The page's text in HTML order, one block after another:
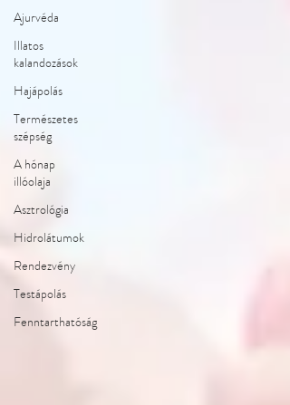
Ajurvéda
Illatos
kalandozások
Hajápolás
Természetes
szépség
A hónap
illóolaja
Asztrológia
Hidrolátumok
Rendezvény
Testápolás
Fenntarthatóság